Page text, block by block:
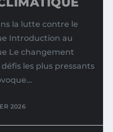
la lutte contre le
Introduction au
Le changement
les plus pressants
2026